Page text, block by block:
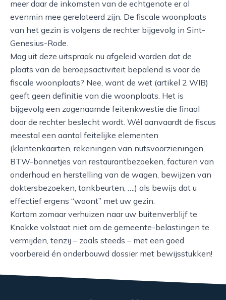
meer daar de inkomsten van de echtgenote er al
evenmin mee gerelateerd zijn. De fiscale woonplaats
van het gezin is volgens de rechter bijgevolg in Sint-
Genesius-Rode.
Mag uit deze uitspraak nu afgeleid worden dat de
plaats van de beroepsactiviteit bepalend is voor de
fiscale woonplaats? Nee, want de wet (artikel 2 WIB)
geeft geen definitie van die woonplaats. Het is
bijgevolg een zogenaamde feitenkwestie die finaal
door de rechter beslecht wordt. Wél aanvaardt de fiscus
meestal een aantal feitelijke elementen
(klantenkaarten, rekeningen van nutsvoorzieningen,
BTW-bonnetjes van restaurantbezoeken, facturen van
onderhoud en herstelling van de wagen, bewijzen van
doktersbezoeken, tankbeurten, ….) als bewijs dat u
effectief ergens “woont” met uw gezin.
Kortom zomaar verhuizen naar uw buitenverblijf te
Knokke volstaat niet om de gemeente-belastingen te
vermijden, tenzij – zoals steeds – met een goed
voorbereid én onderbouwd dossier met bewijsstukken!